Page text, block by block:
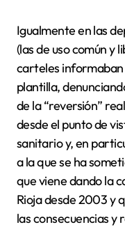
Igualmente en las
(las de uso común y
carteles
plantilla,
de la “reversión”
desde el punto de
sanitario y, en
a la que se ha
que viene dando la
Rioja desde 2003 y
las consecuencias y